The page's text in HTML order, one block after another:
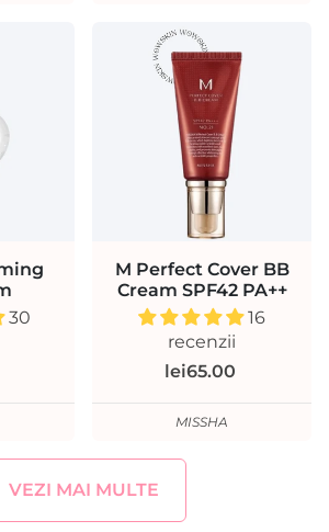
30
M Perfect Cover BB
Cream SPF42 PA++
16
recenzii
lei65.00
MISSHA
VEZI MAI MULTE